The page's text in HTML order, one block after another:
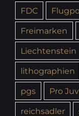
FDC
Freimarken
Liechtenstein
lithographien
pgs
Pro
reichsadler